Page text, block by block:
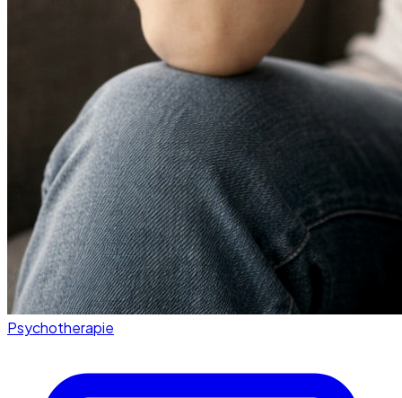
Psychotherapie